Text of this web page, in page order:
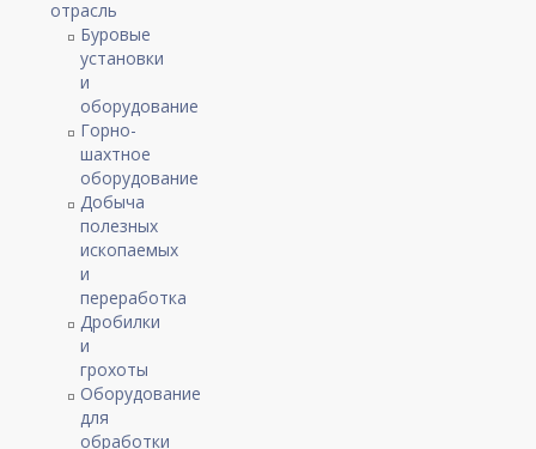
отрасль
Буровые
установки
и
оборудование
Горно-
шахтное
оборудование
Добыча
полезных
ископаемых
и
переработка
Дробилки
и
грохоты
Оборудование
для
обработки